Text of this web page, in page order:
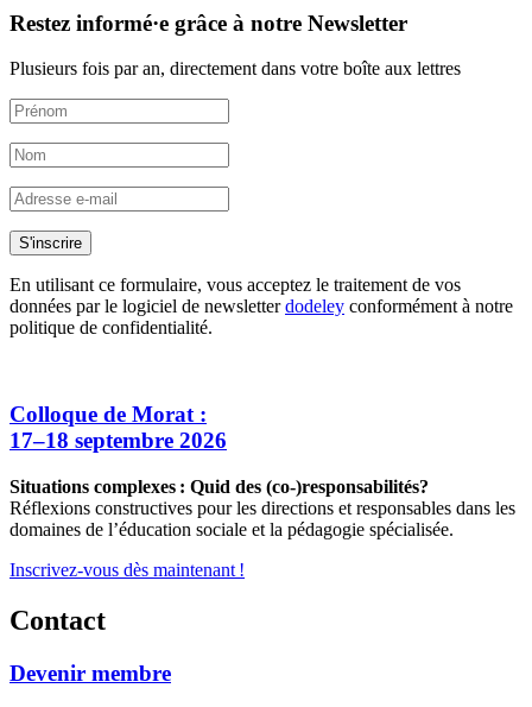
Restez informé·e grâce à notre Newsletter
Plusieurs fois par an, directement dans votre boîte aux lettres
S'inscrire
En utilisant ce formulaire, vous acceptez le traitement de vos
données par le logiciel de newsletterdodeley conformément à notre
politique de confidentialité.
Colloque de Morat :
17–18 septembre 2026
Situations complexes : Quid des (co-)responsabilités?
Réflexions constructives pour les directions et responsables dans les
domaines de l’éducation sociale et la pédagogie spécialisée.
Inscrivez-vous dès maintenant !
Contact
Devenir membre